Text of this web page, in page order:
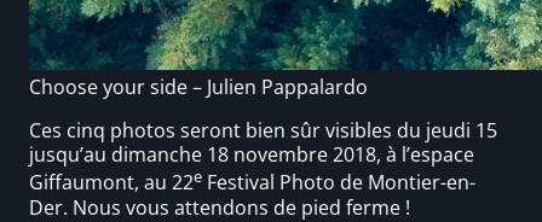
Choose your side – Julien Pappalardo
Ces cinq photos seront bien sûr visibles du jeudi 15
jusqu’au dimanche 18 novembre 2018, à l’espace
Giffaumont, au 22e Festival Photo de Montier-en-
Der. Nous vous attendons de pied ferme !